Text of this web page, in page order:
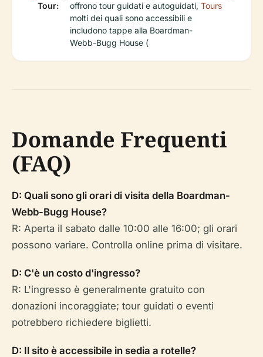
Tour:
offrono tour guidati e autoguidati,
molti dei quali sono accessibili e
includono tappe alla Boardman-
Webb-Bugg House (
Tours
Domande Frequenti
(FAQ)
D: Quali sono gli orari di visita della Boardman-
Webb-Bugg House?
R: Aperta il sabato dalle 10:00 alle 16:00; gli orari
possono variare. Controlla online prima di visitare.
D: C'è un costo d'ingresso?
R: L'ingresso è generalmente gratuito con
donazioni incoraggiate; tour guidati o eventi
potrebbero richiedere biglietti.
D: Il sito è accessibile in sedia a rotelle?